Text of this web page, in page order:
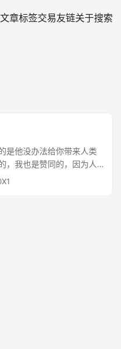
文章标签交易友链关于搜索
是他没办法给你带来人类
，我也是赞同的，因为人
人和美国人有很大的不